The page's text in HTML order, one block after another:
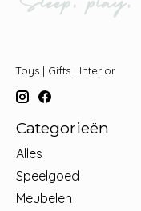
Toys | Gifts | Interior
Categorieën
Alles
Speelgoed
Meubelen